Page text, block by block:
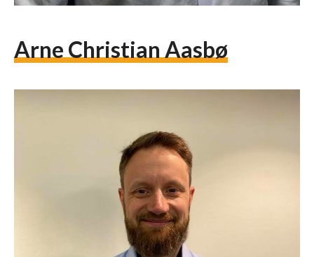
Arne Christian Aasbø